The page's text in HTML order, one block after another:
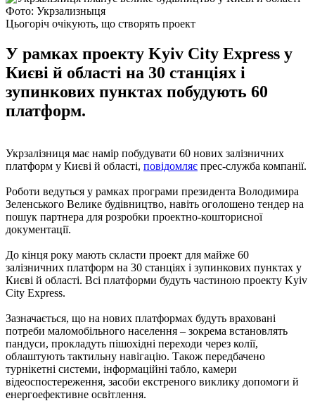
Фото: Укрзализныця
Цьогоріч очікують, що створять проект
У рамках проекту Kyiv City Eхpress у
Києві й області на 30 станціях і
зупинкових пунктах побудують 60
платформ.
Укрзалізниця має намір побудувати 60 нових залізничних
платформ у Києві й області, повідомляє прес-служба компанії.
Роботи ведуться у рамках програми президента Володимира
Зеленського Велике будівництво, навіть оголошено тендер на
пошук партнера для розробки проектно-кошторисної
документації.
До кінця року мають скласти проект для майже 60
залізничних платформ на 30 станціях і зупинкових пунктах у
Києві й області. Всі платформи будуть частиною проекту Kyiv
City Eхpress.
Зазначається, що на нових платформах будуть враховані
потреби маломобільного населення – зокрема встановлять
пандуси, прокладуть пішохідні переходи через колії,
облаштують тактильну навігацію. Також передбачено
турнікетні системи, інформаційні табло, камери
відеоспостереження, засоби екстреного виклику допомоги й
енергоефективне освітлення.